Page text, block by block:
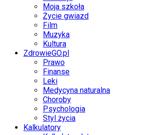
Moja szkoła
Życie gwiazd
Film
Muzyka
Kultura
ZdrowieGO.pl
Prawo
Finanse
Leki
Medycyna naturalna
Choroby
Psychologia
Styl życia
Kalkulatory